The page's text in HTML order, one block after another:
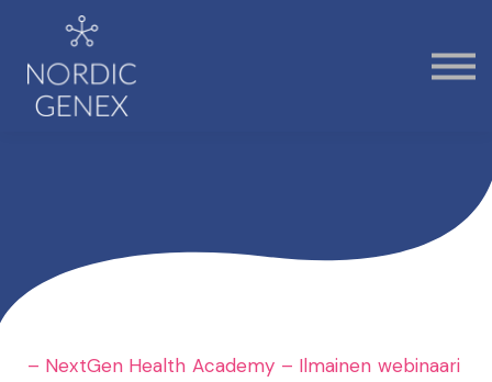
– NextGen Health Academy – Ilmainen webinaari